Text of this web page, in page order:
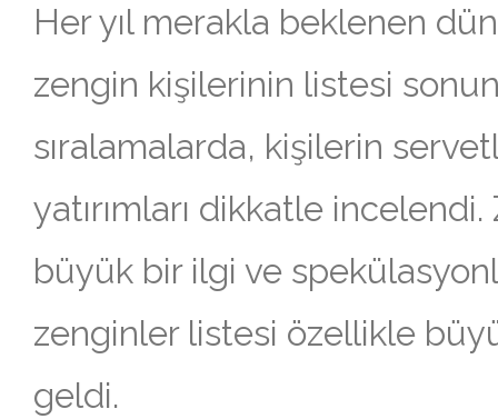
Her yıl merakla beklenen
zengin kişilerinin listesi
sıralamalarda, kişilerin
yatırımları dikkatle incelendi.
büyük bir ilgi ve
zenginler listesi özellikle
geldi.